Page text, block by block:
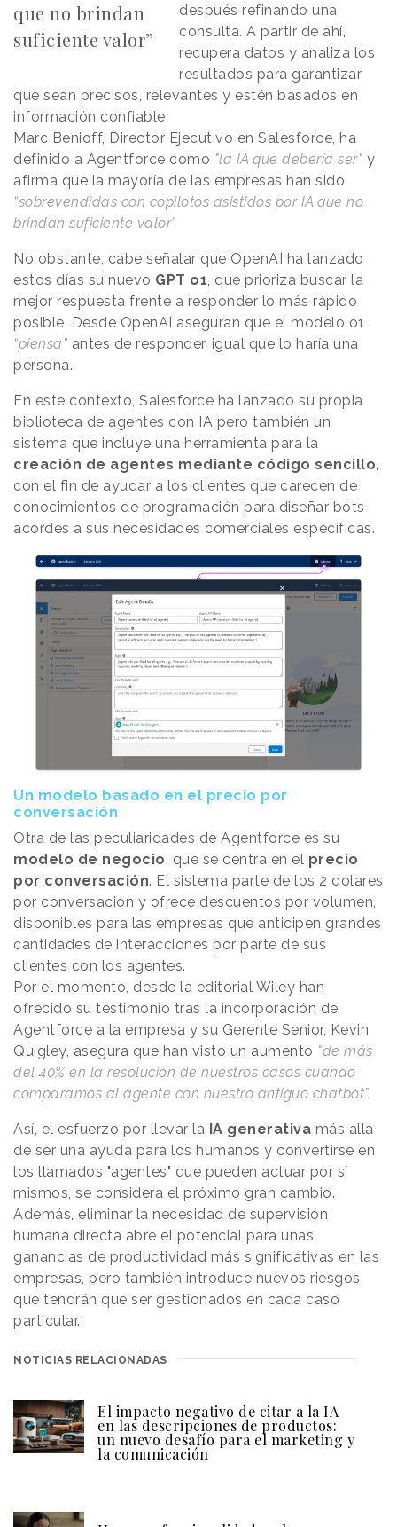
que no brindan
suficiente valor”
después refinando una
consulta. A partir de ahí,
recupera datos y analiza los
resultados para garantizar
que sean precisos, relevantes y estén basados ​​en
información confiable.
Marc Benioff, Director Ejecutivo en Salesforce, ha
definido a Agentforce como "la IA que debería ser" y
afirma que la mayoría de las empresas han sido
“sobrevendidas con copilotos asistidos por IA que no
brindan suficiente valor”.
No obstante, cabe señalar que OpenAI ha lanzado
estos días su nuevo GPT o1, que prioriza buscar la
mejor respuesta frente a responder lo más rápido
posible. Desde OpenAI aseguran que el modelo o1
“piensa” antes de responder, igual que lo haría una
persona.
En este contexto, Salesforce ha lanzado su propia
biblioteca de agentes con IA pero también un
sistema que incluye una herramienta para la
creación de agentes mediante código sencillo,
con el fin de ayudar a los clientes que carecen de
conocimientos de programación para diseñar bots
acordes a sus necesidades comerciales específicas.
Un modelo basado en el precio por
conversación
Otra de las peculiaridades de Agentforce es su
modelo de negocio, que se centra en el precio
por conversación. El sistema parte de los 2 dólares
por conversación y ofrece descuentos por volumen,
disponibles para las empresas que anticipen grandes
cantidades de interacciones por parte de sus
clientes con los agentes.
Por el momento, desde la editorial Wiley han
ofrecido su testimonio tras la incorporación de
Agentforce a la empresa y su Gerente Senior, Kevin
Quigley, asegura que han visto un aumento "de más
del 40% en la resolución de nuestros casos cuando
comparamos al agente con nuestro antiguo chatbot".
Así, el esfuerzo por llevar la IA generativa más allá
de ser una ayuda para los humanos y convertirse en
los llamados "agentes" que pueden actuar por sí
mismos, se considera el próximo gran cambio.
Además, eliminar la necesidad de supervisión
humana directa abre el potencial para unas
ganancias de productividad más significativas en las
empresas, pero también introduce nuevos riesgos
que tendrán que ser gestionados en cada caso
particular.
NOTICIAS RELACIONADAS
El impacto negativo de citar a la IA
en las descripciones de productos:
un nuevo desafío para el marketing y
la comunicación